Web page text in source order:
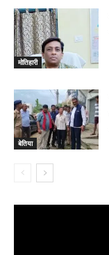
मोतिहारी
बेतिया